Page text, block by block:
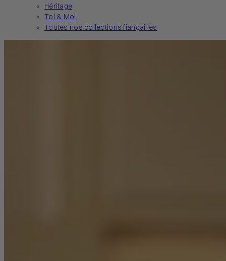
Héritage
Toi & Moi
Toutes nos collections fiançailles